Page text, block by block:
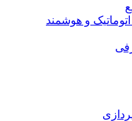
و هوشمند